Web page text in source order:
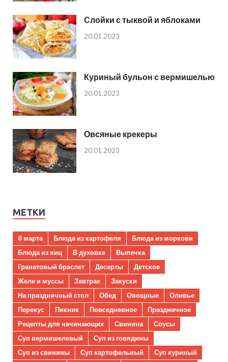
Слойки с тыквой и яблоками
20.01.2023
Куриный бульон с вермишелью
20.01.2023
Овсяные крекеры
20.01.2023
МЕТКИ
8 марта Блюда из картофеля
Блюда из моркови
Блюда из яиц
В духовке
Выпечка
Гранатовый браслет
Десерты
Детское
Желе и муссы
Завтрак
Закуски
На праздничный стол
Обед Овощные
Оливье
Перекус
Пикник Повседневное
Праздничное
Рецепты для начинающих
Свинина
Соусы
Суп вермишелевый
Суп из говядины
Суп из свинины
Суп картофельный
Суп куриный